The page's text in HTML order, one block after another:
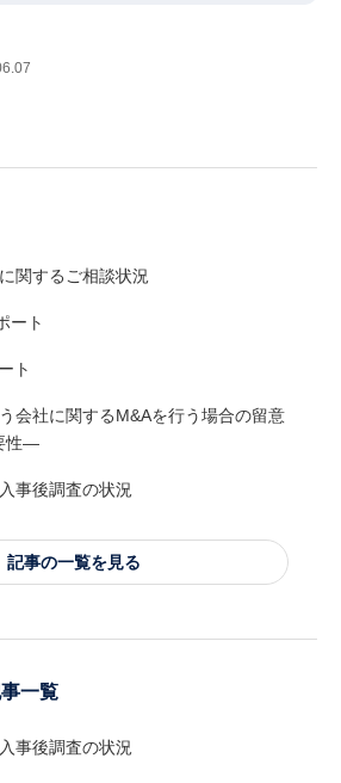
関するご相談状況
ート
ト
会社に関するM&Aを行う場合の留意
性―
事後調査の状況
記事の一覧を見る
一覧
事後調査の状況